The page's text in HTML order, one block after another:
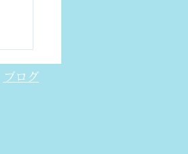
ブログ